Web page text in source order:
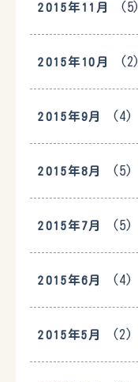
2015年11月 (5)
2015年10月 (2)
2015年9月 (4)
2015年8月 (5)
2015年7月 (5)
2015年6月 (4)
2015年5月 (2)